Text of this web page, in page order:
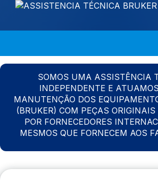
SOMOS UMA ASSISTÊNCIA
INDEPENDENTE E
MANUTENÇÃO DOS
(BRUKER) COM PEÇAS ORIGINAIS
POR FORNECEDORES
MESMOS QUE FORNECEM AOS